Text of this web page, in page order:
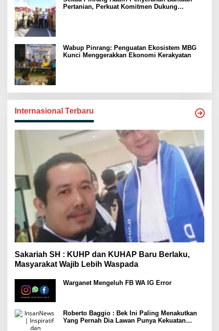
Pertanian, Perkuat Komitmen Dukung
Wabup Pinrang: Penguatan Ekosistem MBG
Kunci Menggerakkan Ekonomi Kerakyatan
Internasional Terbaru
Sakariah SH : KUHP dan KUHAP Baru Berlaku,
Masyarakat Wajib Lebih Waspada
Warganet Mengeluh FB WA IG Error
Roberto Baggio : Bek Ini Paling Menakutkan
Yang Pernah Dia Lawan Punya Kekuatan